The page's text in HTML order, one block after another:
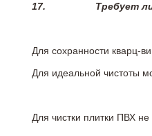
17. Требует
Для сохранности кварц-
Для идеальной чистоты
Для чистки плитки ПВХ